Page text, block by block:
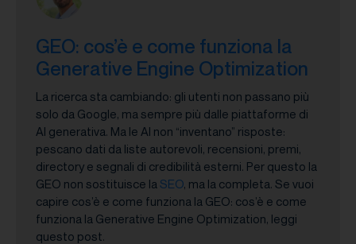
GEO: cos’è e come funziona la
Generative Engine Optimization
La ricerca sta cambiando: gli utenti non passano più
solo da Google, ma sempre più dalle piattaforme di
AI generativa. Ma le AI non “inventano” risposte:
pescano dati da liste autorevoli, recensioni, premi,
directory e segnali di credibilità esterni. Per questo la
GEO non sostituisce la SEO, ma la completa. Se vuoi
capire cos’è e come funziona la GEO: cos’è e come
funziona la Generative Engine Optimization, leggi
questo post.